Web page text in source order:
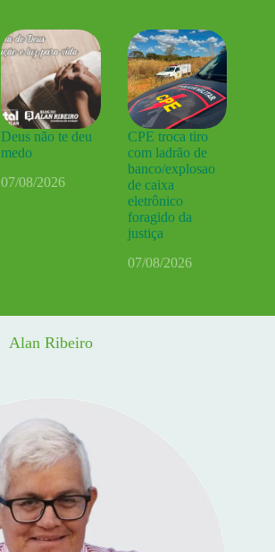
Deus não te deu
medo
07/08/2026
CPE troca tiro
com ladrão de
banco/explosao
de caixa
eletrônico
foragido da
justiça
07/08/2026
Alan Ribeiro